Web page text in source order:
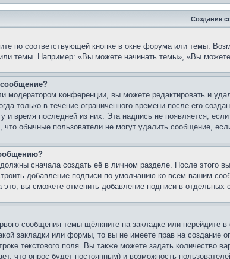
Создание
по соответствующей кнопке в окне форума или темы.
темы. Например: «Вы можете начинать темы», «Вы можете
модератором конференции, вы можете редактировать и
только в течение ограниченного времени после его
и время последней из них. Эта надпись не появляется,
обычные пользователи не могут удалить сообщение,
сначала создать её в личном разделе. После этого
добавление подписи по умолчанию ко всем вашим
это, вы сможете отменить добавление подписи в
сообщения темы щёлкните на закладке или перейдите
закладки или формы, то вы не имеете прав на
текстового поля. Вы также можете задать количество
что опрос будет постоянным) и возможность